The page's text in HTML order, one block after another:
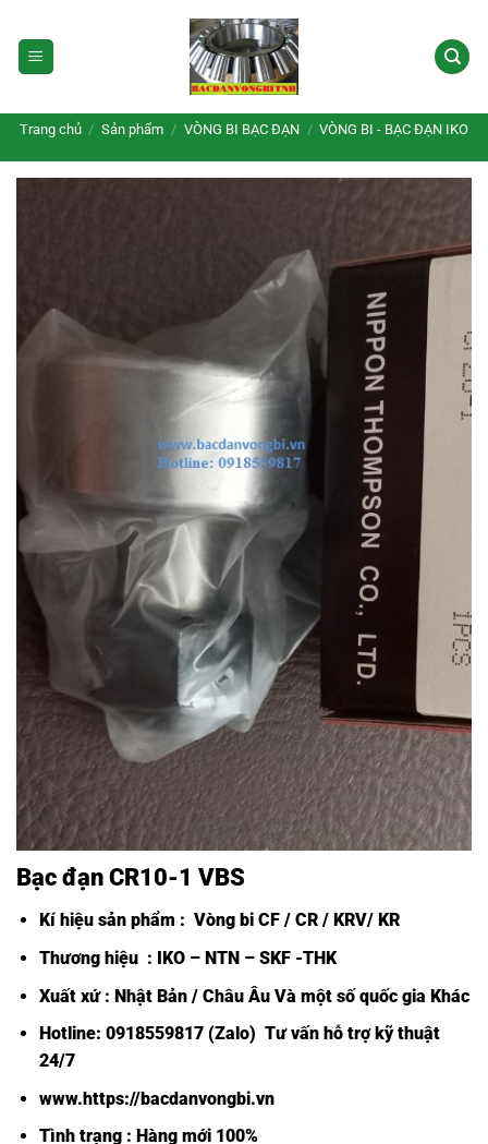
qua
nội
Trang chủ / Sản phẩm / VÒNG BI BẠC ĐẠN / VÒNG BI - BẠC ĐẠN IKO
Bạc đạn CR10-1 VBS
Kí hiệu sản phẩm : Vòng bi CF / CR / KRV/ KR
Thương hiệu : IKO – NTN – SKF -THK
Xuất xứ : Nhật Bản / Châu Âu Và một số quốc gia Khác
Hotline: 0918559817 (Zalo) Tư vấn hỗ trợ kỹ thuật
24/7
www.https://bacdanvongbi.vn
Tình trạng : Hàng mới 100%